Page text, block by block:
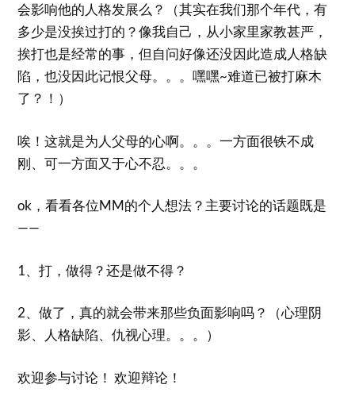
会影响他的人格发展么？（其实在我们那个年代，有
多少是没挨过打的？像我自己，从小家里家教甚严，
挨打也是经常的事，但自问好像还没因此造成人格缺
陷，也没因此记恨父母。。。嘿嘿~难道已被打麻木
了？！）
唉！这就是为人父母的心啊。。。一方面很铁不成
刚、可一方面又于心不忍。。。
ok，看看各位MM的个人想法？主要讨论的话题既是
——
1、打，做得？还是做不得？
2、做了，真的就会带来那些负面影响吗？（心理阴
影、人格缺陷、仇视心理。。。）
欢迎参与讨论！ 欢迎辩论！